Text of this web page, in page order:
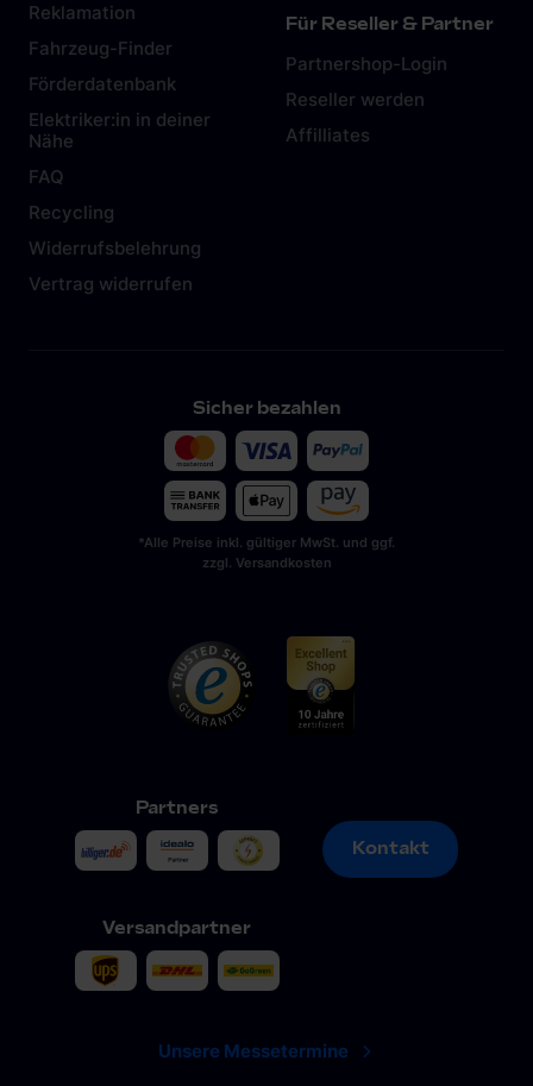
Reklamation
Fahrzeug-Finder
Förderdatenbank
Elektriker:in in deiner
Nähe
FAQ
Recycling
Widerrufsbelehrung
Vertrag widerrufen
Für Reseller & Partner
Partnershop-Login
Reseller werden
Affilliates
Sicher bezahlen
*Alle Preise inkl. gültiger MwSt. und ggf.
zzgl. Versandkosten
Partners
Versandpartner
Kontakt
Kontakt
Unsere Messetermine